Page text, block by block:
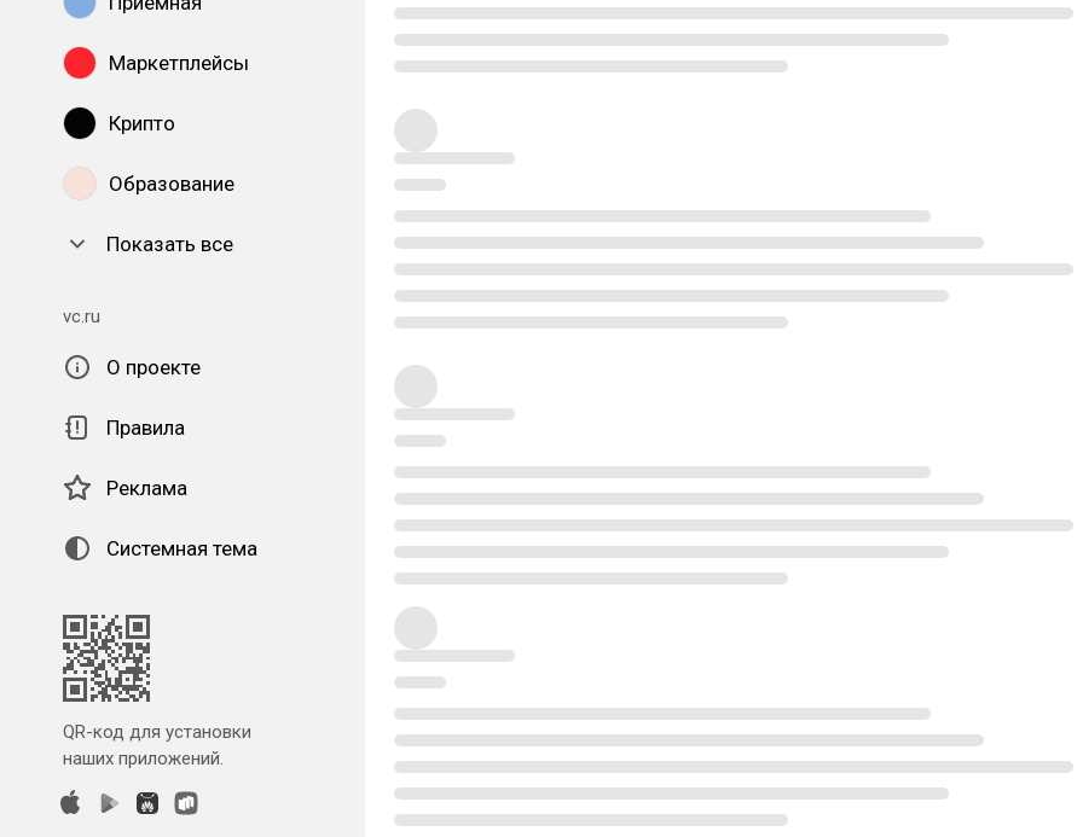
Маркетплейсы
Крипто
Образование
Показать все
vc.ru
О проекте
Правила
Реклама
Системная тема
QR-код для установки
наших приложений.